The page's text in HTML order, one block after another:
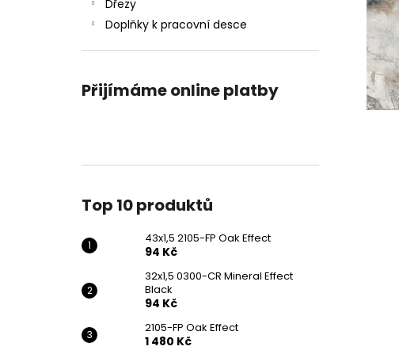
Dřezy
Doplňky k pracovní desce
Přijímáme online platby
Top 10 produktů
43x1,5 2105-FP Oak Effect
94 Kč
32x1,5 0300-CR Mineral Effect
Black
94 Kč
2105-FP Oak Effect
1 480 Kč
43X1,5 2105-FP OAK EFFECT
94 Kč
32X1,5
94 Kč